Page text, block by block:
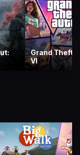
Grand Theft
VI